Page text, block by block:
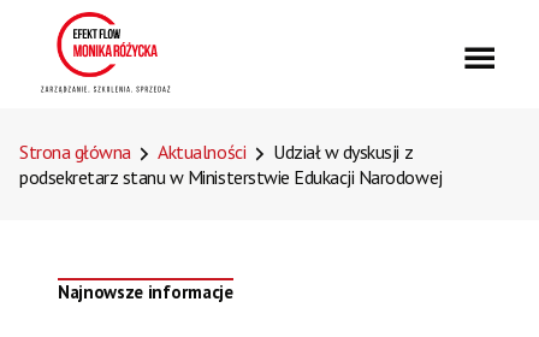
Strona główna Aktualności
Udział w dyskusji z
podsekretarz stanu w Ministerstwie Edukacji Narodowej
Najnowsze informacje